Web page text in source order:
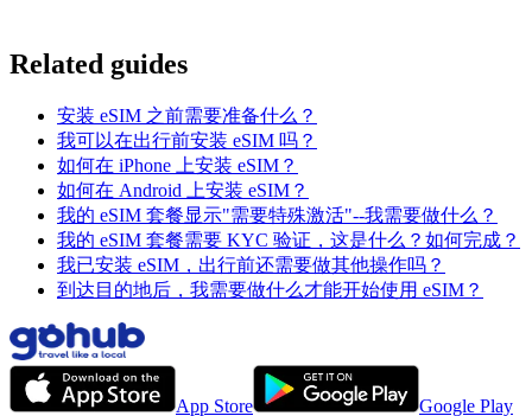
Related guides
安装 eSIM 之前需要准备什么？
我可以在出行前安装 eSIM 吗？
如何在 iPhone 上安装 eSIM？
如何在 Android 上安装 eSIM？
我的 eSIM 套餐显示"需要特殊激活"--我需要做什么？
我的 eSIM 套餐需要 KYC 验证，这是什么？如何完成？
我已安装 eSIM，出行前还需要做其他操作吗？
到达目的地后，我需要做什么才能开始使用 eSIM？
App Store Google Play